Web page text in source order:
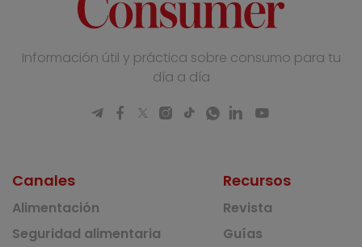
Información útil y práctica sobre consumo para tu
día a día
Canales
Alimentación
Seguridad alimentaria
Recursos
Revista
Guías